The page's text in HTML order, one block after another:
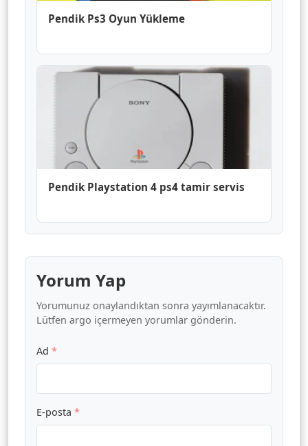
Pendik Ps3 Oyun Yükleme
Pendik Playstation 4 ps4 tamir servis
Yorum Yap
Yorumunuz onaylandıktan sonra yayımlanacaktır.
Lütfen argo içermeyen yorumlar gönderin.
Ad *
E-posta *